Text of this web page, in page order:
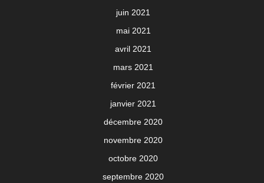
juin 2021
mai 2021
avril 2021
mars 2021
février 2021
janvier 2021
décembre 2020
novembre 2020
octobre 2020
septembre 2020